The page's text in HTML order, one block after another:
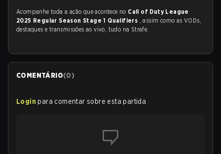
Acompanhe toda a ação que acontece no Call of Duty League
2025 Regular Season Stage 1 Qualifiers , assim como as VODs,
destaques e transmissões ao vivo, tudo na Strafe.
COMENTÁRIO(0)
Login para comentar sobre esta partida